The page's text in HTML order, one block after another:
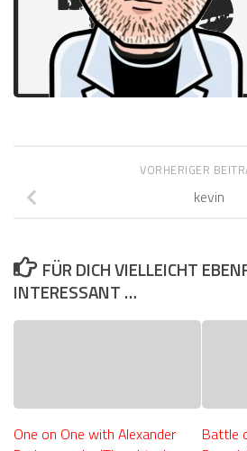
VORHERIGER
kevin
FÜR DICH VIELLEICHT
INTERESSANT …
One on One with Alexander
Battle